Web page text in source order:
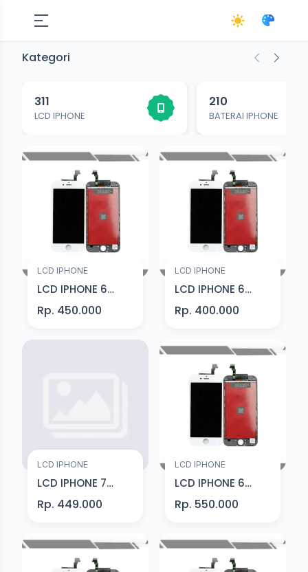
Kategori
311
LCD IPHONE
210
BATERAI IPHONE
LCD IPHONE
LCD IPHONE 6
HITAM Premium
Rp. 450.000
LCD IPHONE
LCD IPHONE 6
HITAM Original
Rp. 400.000
LCD IPHONE
LCD IPHONE 7
HITAM Premium
Rp. 449.000
LCD IPHONE
LCD IPHONE 6
PLUS HITAM
Premium
Rp. 550.000